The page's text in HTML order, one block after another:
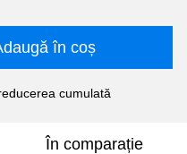
în coș
cumulată
În comparație